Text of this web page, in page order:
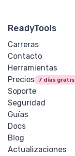
Tamaño de
Tabulación
Alineación de
Texto
Decoración de
Texto
Sangría de
Texto
ReadyTools
Carreras
Contacto
Herramientas
Precios
7 días gratis
Soporte
Seguridad
Guías
Docs
Blog
Actualizaciones